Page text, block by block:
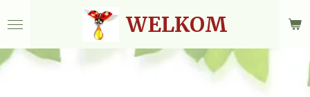
direct
de
WELKOM